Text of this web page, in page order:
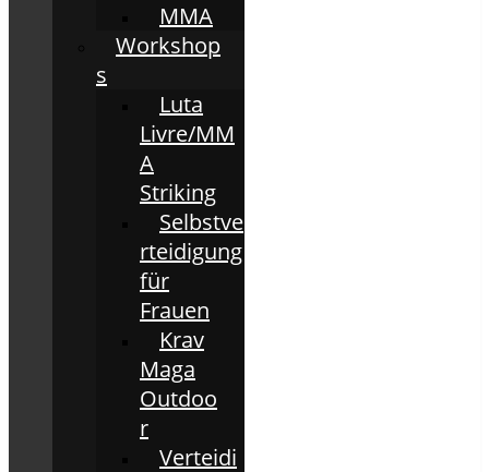
MMA
Workshop
s
Luta
Livre/MM
A
Striking
Selbstve
rteidigung
für
Frauen
Krav
Maga
Outdoo
r
Verteidi